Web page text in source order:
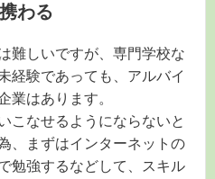
わる
難しいですが、専門学校な
経験であっても、アルバイ
業はあります。
こなせるようにならないと
、まずはインターネットの
勉強するなどして、スキル